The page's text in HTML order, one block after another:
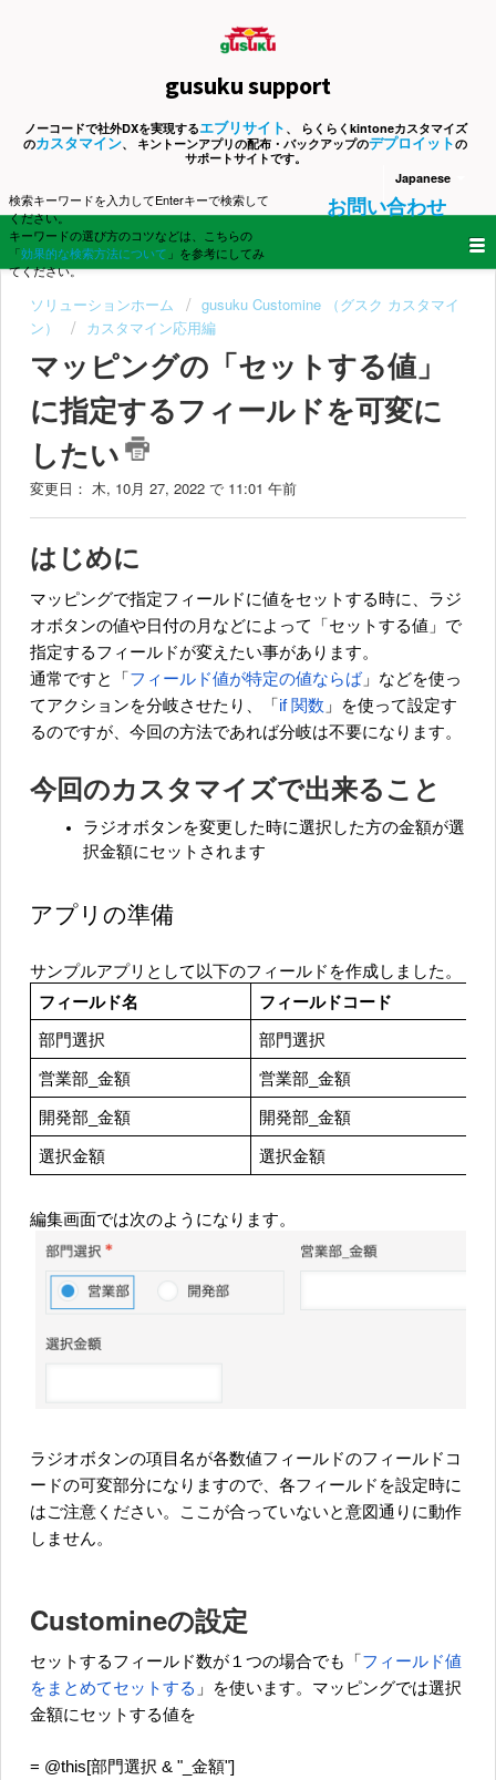
gusuku support
ノーコードで社外DXを実現するエブリサイト 、 らくらくkintoneカスタマイズ
のカスタマイン、 キントーンアプリの配布・バックアップのデプロイットの
サポートサイトです。
Japanese
検索キーワードを入力してEnterキーで検索して
ください。
キーワードの選び方のコツなどは、こちらの
「効果的な検索方法について 」を参考にしてみ
てください。
お問い合わせ
ソリューションホーム
gusuku Customine （グスク カスタマイ
ン）
カスタマイン応用編
マッピングの「セットする値」
に指定するフィールドを可変に
したい
変更日： 木, 10月 27, 2022 で 11:01 午前
はじめに
マッピングで指定フィールドに値をセットする時に、ラジ
オボタンの値や日付の月などによって「セットする値」で
指定するフィールドが変えたい事があります。
通常ですと「 フィールド値が特定の値ならば」などを使っ
てアクションを分岐させたり、「 if 関数 」を使って設定す
るのですが、今回の方法であれば分岐は不要になります。
今回のカスタマイズで出来ること
ラジオボタンを変更した時に選択した方の金額が選
択金額にセットされます
アプリの準備
サンプルアプリとして以下のフィールドを作成しました。
フィールド名
フィールドコード
部門選択 部門選択
営業部_金額 営業部_金額
開発部_金額 開発部_金額
選択金額 選択金額
編集画面では次のようになります。
ラジオボタンの項目名が各数値フィールドのフィールドコ
ードの可変部分になりますので、各フィールドを設定時に
はご注意ください。ここが合っていないと意図通りに動作
しません。
Customineの設定
セットするフィールド数が１つの場合でも「 フィールド値
をまとめてセットする 」を使います。マッピングでは選択
金額にセットする値を
= @this[部門選択 & "_金額"]